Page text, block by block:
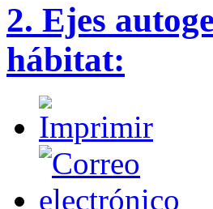
2. Ejes
hábitat: